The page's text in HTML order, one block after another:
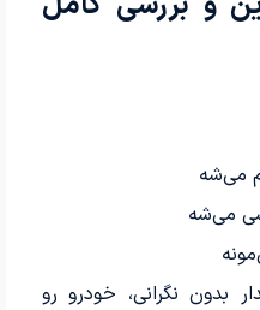
می‌شه
می‌شه
بدون نگرانی، خودرو رو